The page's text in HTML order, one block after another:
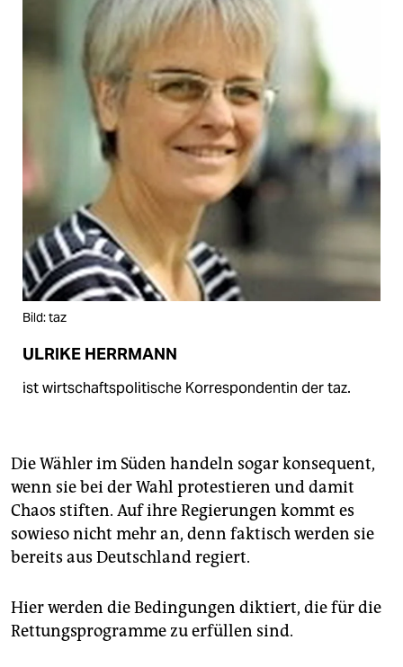
Bild: taz
ULRIKE HERRMANN
ist wirtschaftspolitische Korrespondentin der taz.
Die Wähler im Süden handeln sogar konsequent,
wenn sie bei der Wahl protestieren und damit
Chaos stiften. Auf ihre Regierungen kommt es
sowieso nicht mehr an, denn faktisch werden sie
bereits aus Deutschland regiert.
Hier werden die Bedingungen diktiert, die für die
Rettungsprogramme zu erfüllen sind.